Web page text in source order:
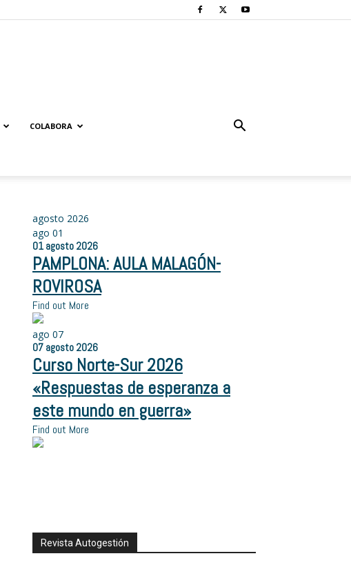
COLABORA
agosto 2026
ago 01
01 agosto 2026
PAMPLONA: AULA MALAGÓN-
ROVIROSA
Find out More
ago 07
07 agosto 2026
Curso Norte-Sur 2026
«Respuestas de esperanza a
este mundo en guerra»
Find out More
Revista Autogestión